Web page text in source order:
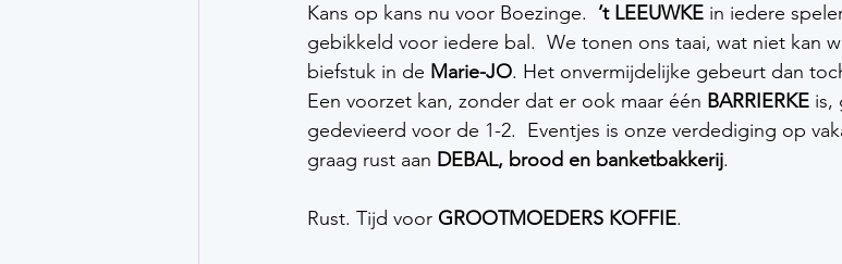
Kans op kans nu voor Boezinge. ’t LEEUWKE in iedere
gebikkeld voor iedere bal.  We tonen ons taai, wat niet kan
biefstuk in de Marie-JO. Het onvermijdelijke gebeurt dan
Een voorzet kan, zonder dat er ook maar één BARRIERKE is,
gedevieerd voor de 1-2.  Eventjes is onze verdediging op
graag rust aan DEBAL, brood en banketbakkerij.
Rust. Tijd voor GROOTMOEDERS KOFFIE.